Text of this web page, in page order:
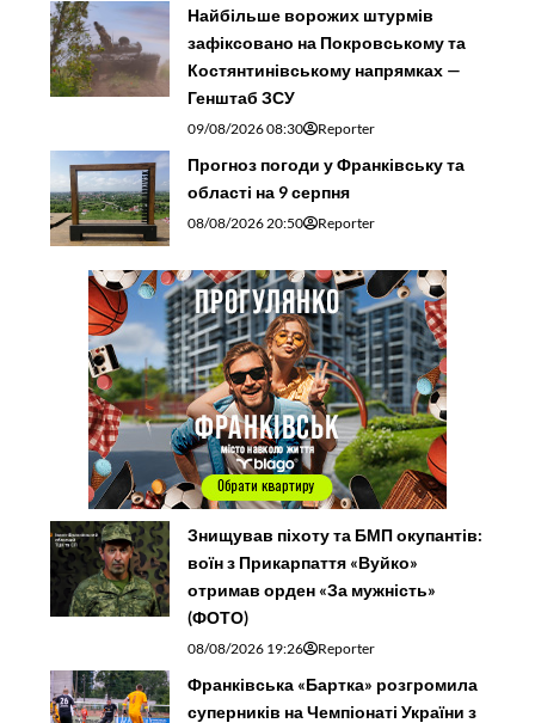
Найбільше ворожих штурмів
зафіксовано на Покровському та
Костянтинівському напрямках —
Генштаб ЗСУ
09/08/2026 08:30 Reporter
Прогноз погоди у Франківську та
області на 9 серпня
08/08/2026 20:50 Reporter
Знищував піхоту та БМП окупантів:
воїн з Прикарпаття «Вуйко»
отримав орден «За мужність»
(ФОТО)
08/08/2026 19:26 Reporter
Франківська «Бартка» розгромила
суперників на Чемпіонаті України з